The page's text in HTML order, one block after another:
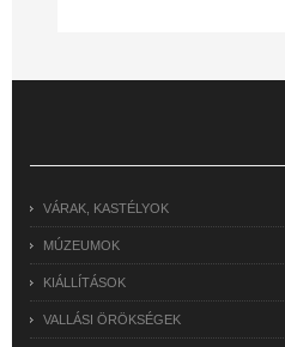
VÁRAK, KASTÉLYOK
MÚZEUMOK
KIÁLLÍTÁSOK
VALLÁSI ÖRÖKSÉGEK